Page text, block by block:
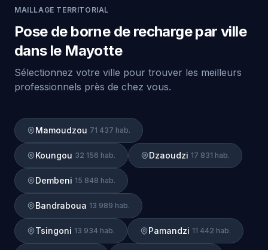
MAILLAGE TERRITORIAL
Pose de borne de recharge par ville
dans le Mayotte
Sélectionnez votre ville pour trouver les meilleurs
professionnels près de chez vous.
Mamoudzou 71 437 hab.
Koungou 32 156 hab. Dzaoudzi 17 831 hab.
Dembeni 15 848 hab.
Bandraboua 13 989 hab.
Tsingoni 13 934 hab. Pamandzi 11 442 hab.